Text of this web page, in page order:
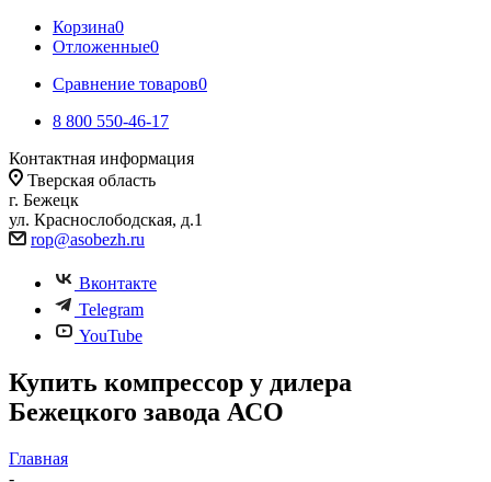
Корзина0
Отложенные0
Сравнение товаров0
8 800 550-46-17
Контактная информация
Тверская область
г. Бежецк
ул. Краснослободская, д.1
rop@asobezh.ru
Вконтакте
Telegram
YouTube
Купить компрессор у дилера
Бежецкого завода АСО
Главная
-